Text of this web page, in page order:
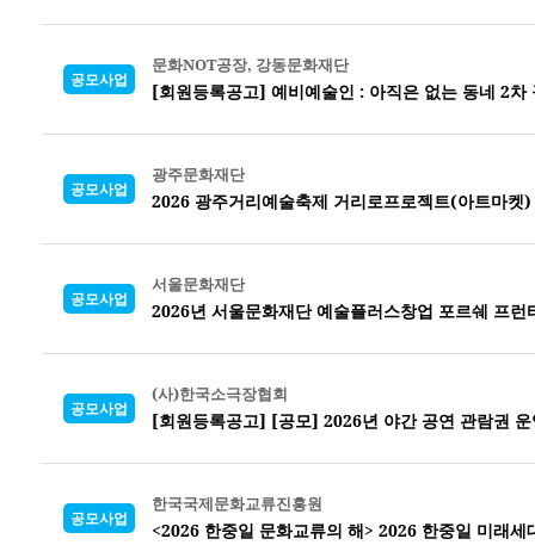
공모사업
문화NOT공장, 강동문화재단
[회원등록공고] 예비예술인 : 아직은 없는 동네 2차
공모사업
광주문화재단
2026 광주거리예술축제 거리로프로젝트(아트마켓
공모사업
서울문화재단
2026년 서울문화재단 예술플러스창업 포르쉐 프런
공모사업
(사)한국소극장협회
[회원등록공고] [공모] 2026년 야간 공연 관람권 운
공모사업
한국국제문화교류진흥원
<2026 한중일 문화교류의 해> 2026 한중일 미래